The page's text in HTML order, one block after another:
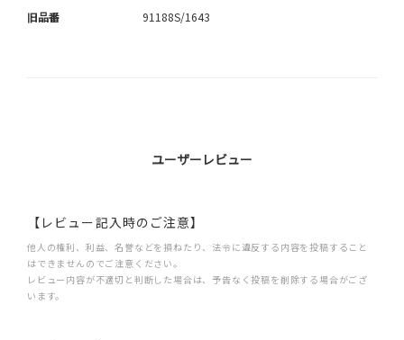
旧品番 91188S/1643
ユーザーレビュー
【レビュー記入時のご注意】
他人の権利、利益、名誉などを損ねたり、法令に違反する内容を投稿すること
はできませんのでご注意ください。
レビュー内容が不適切と判断した場合は、予告なく投稿を削除する場合がござ
います。